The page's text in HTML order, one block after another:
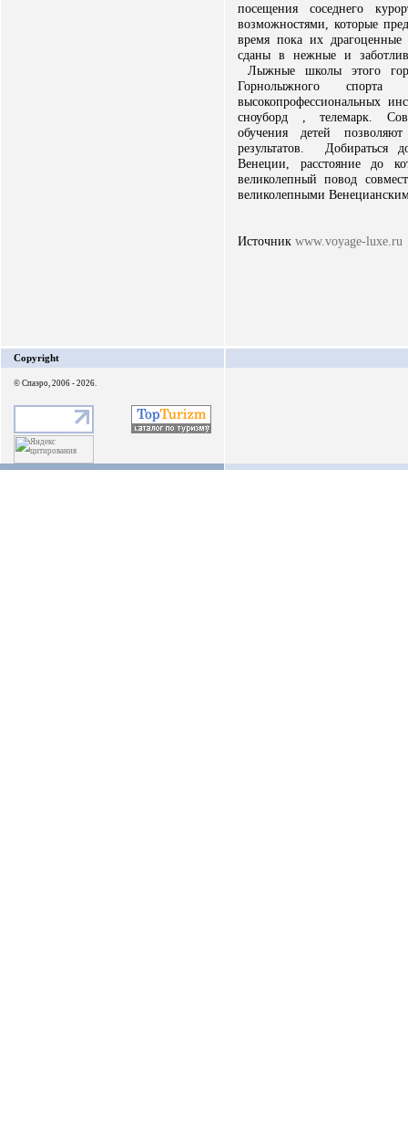
посещения соседнего
возможностями, которые
время пока их
сданы в нежные и
Лыжные школы этого
Горнолыжного спорта
высокопрофессиональных
сноуборд , телемарк.
обучения детей
результатов. Добираться
Венеции, расстояние до
великолепный повод
великолепными
Источник www.voyage-luxe.ru
Copyright
© Спаэро, 2006 - 2026.